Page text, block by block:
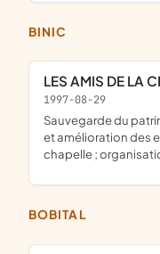
BINIC
LES AMIS DE LA
1997-08-29
sauvegarde du patrimoine et des coutumes ; entretien
et amélioration des
chapelle ;
BOBITAL